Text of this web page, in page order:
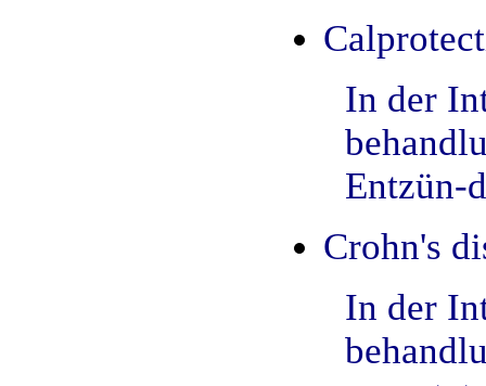
In der
Entzün-
Crohn's
In der